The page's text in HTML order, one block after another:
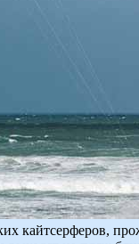
кайтсерферов,